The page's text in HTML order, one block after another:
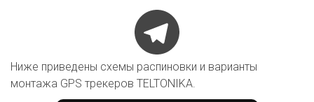
Ниже приведены схемы распиновки и варианты
монтажа GPS трекеров TELTONIKA.